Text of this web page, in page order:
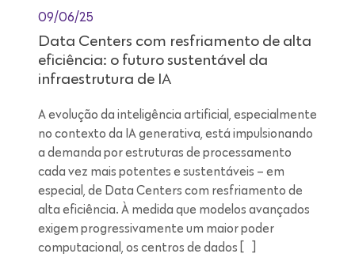
09/06/25
Data Centers com resfriamento de alta
eficiência: o futuro sustentável da
infraestrutura de IA
A evolução da inteligência artificial, especialmente
no contexto da IA generativa, está impulsionando
a demanda por estruturas de processamento
cada vez mais potentes e sustentáveis – em
especial, de Data Centers com resfriamento de
alta eficiência. À medida que modelos avançados
exigem progressivamente um maior poder
computacional, os centros de dados […]